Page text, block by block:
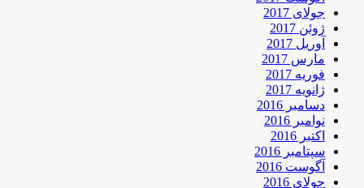
جولای 2017
ژوئن 2017
آوریل 2017
مارس 2017
فوریه 2017
ژانویه 2017
دسامبر 2016
نوامبر 2016
اکتبر 2016
سپتامبر 2016
آگوست 2016
جولای 2016